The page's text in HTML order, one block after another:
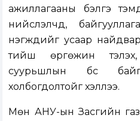
ажиллагааны бэлгэ
нийслэлчүүд,
нэгжүүдийг усаар
тийш өргөжин
суурьшлын бүс
холбогдолтойг хэллээ.
Мөн АНУ-ын Засгийн